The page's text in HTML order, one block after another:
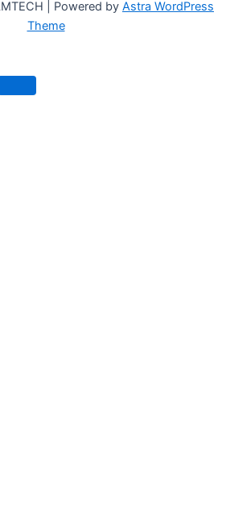
| Powered by Astra WordPress
Theme